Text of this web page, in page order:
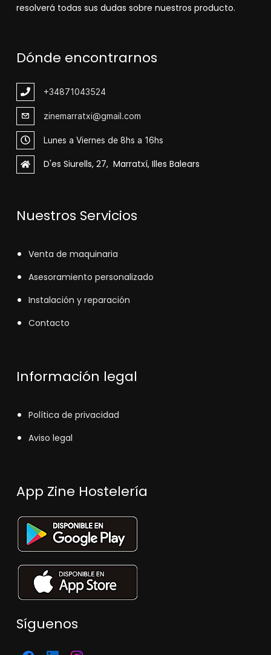
resolverá todas sus dudas sobre nuestros producto.
Dónde encontrarnos
+34871043524
zinemarratxi@gmail.com
Lunes a Viernes de 8hs a 16hs
D'es Siurells, 27, Marratxí, Illes Balears
Nuestros Servicios
Venta de maquinaria
Asesoramiento personalizado
Instalación y reparación
Contacto
Información legal
Política de privacidad
Aviso legal
App Zine Hostelería
Síguenos